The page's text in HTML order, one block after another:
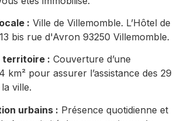
: Ville de Villemomble. L’Hôtel de
bis rue d'Avron 93250 Villemomble.
territoire : Couverture d’une
km² pour assurer l’assistance des 29
ville.
urbains : Présence quotidienne et